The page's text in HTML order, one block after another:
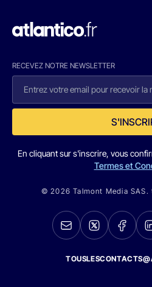
RECEVEZ NOTRE NEWSLETTER
En cliquant sur s'inscrire, vous
Termes et
© 2026 Talmont Media